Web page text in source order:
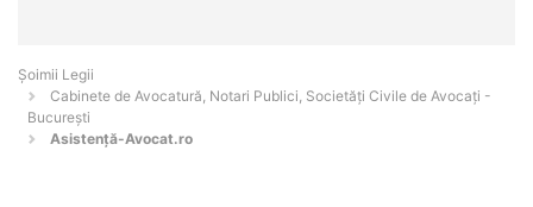
Șoimii Legii
Cabinete de Avocatură, Notari Publici, Societăți Civile de Avocați -
Bucureşti
Asistenţă-Avocat.ro